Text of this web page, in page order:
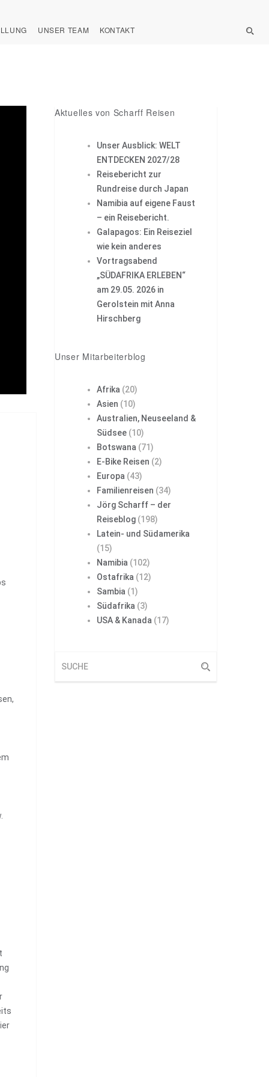
UNSER TEAM KONTAKT
Aktuelles von Scharff Reisen
Unser Ausblick: WELT
ENTDECKEN 2027/28
Reisebericht zur
Rundreise durch Japan
Namibia auf eigene Faust
– ein Reisebericht.
Galapagos: Ein Reiseziel
wie kein anderes
Vortragsabend
„SÜDAFRIKA ERLEBEN“
am 29.05. 2026 in
Gerolstein mit Anna
Hirschberg
Unser Mitarbeiterblog
Afrika (20)
Asien (10)
Australien, Neuseeland &
Südsee (10)
Botswana (71)
E-Bike Reisen (2)
Europa (43)
Familienreisen (34)
Jörg Scharff – der
Reiseblog (198)
Latein- und Südamerika
(15)
Namibia (102)
Ostafrika (12)
Sambia (1)
Südafrika (3)
USA & Kanada (17)